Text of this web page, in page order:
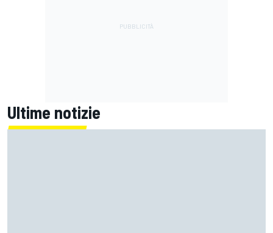
Ultime notizie